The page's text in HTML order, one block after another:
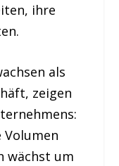
ihre
als
zeigen
wächst um